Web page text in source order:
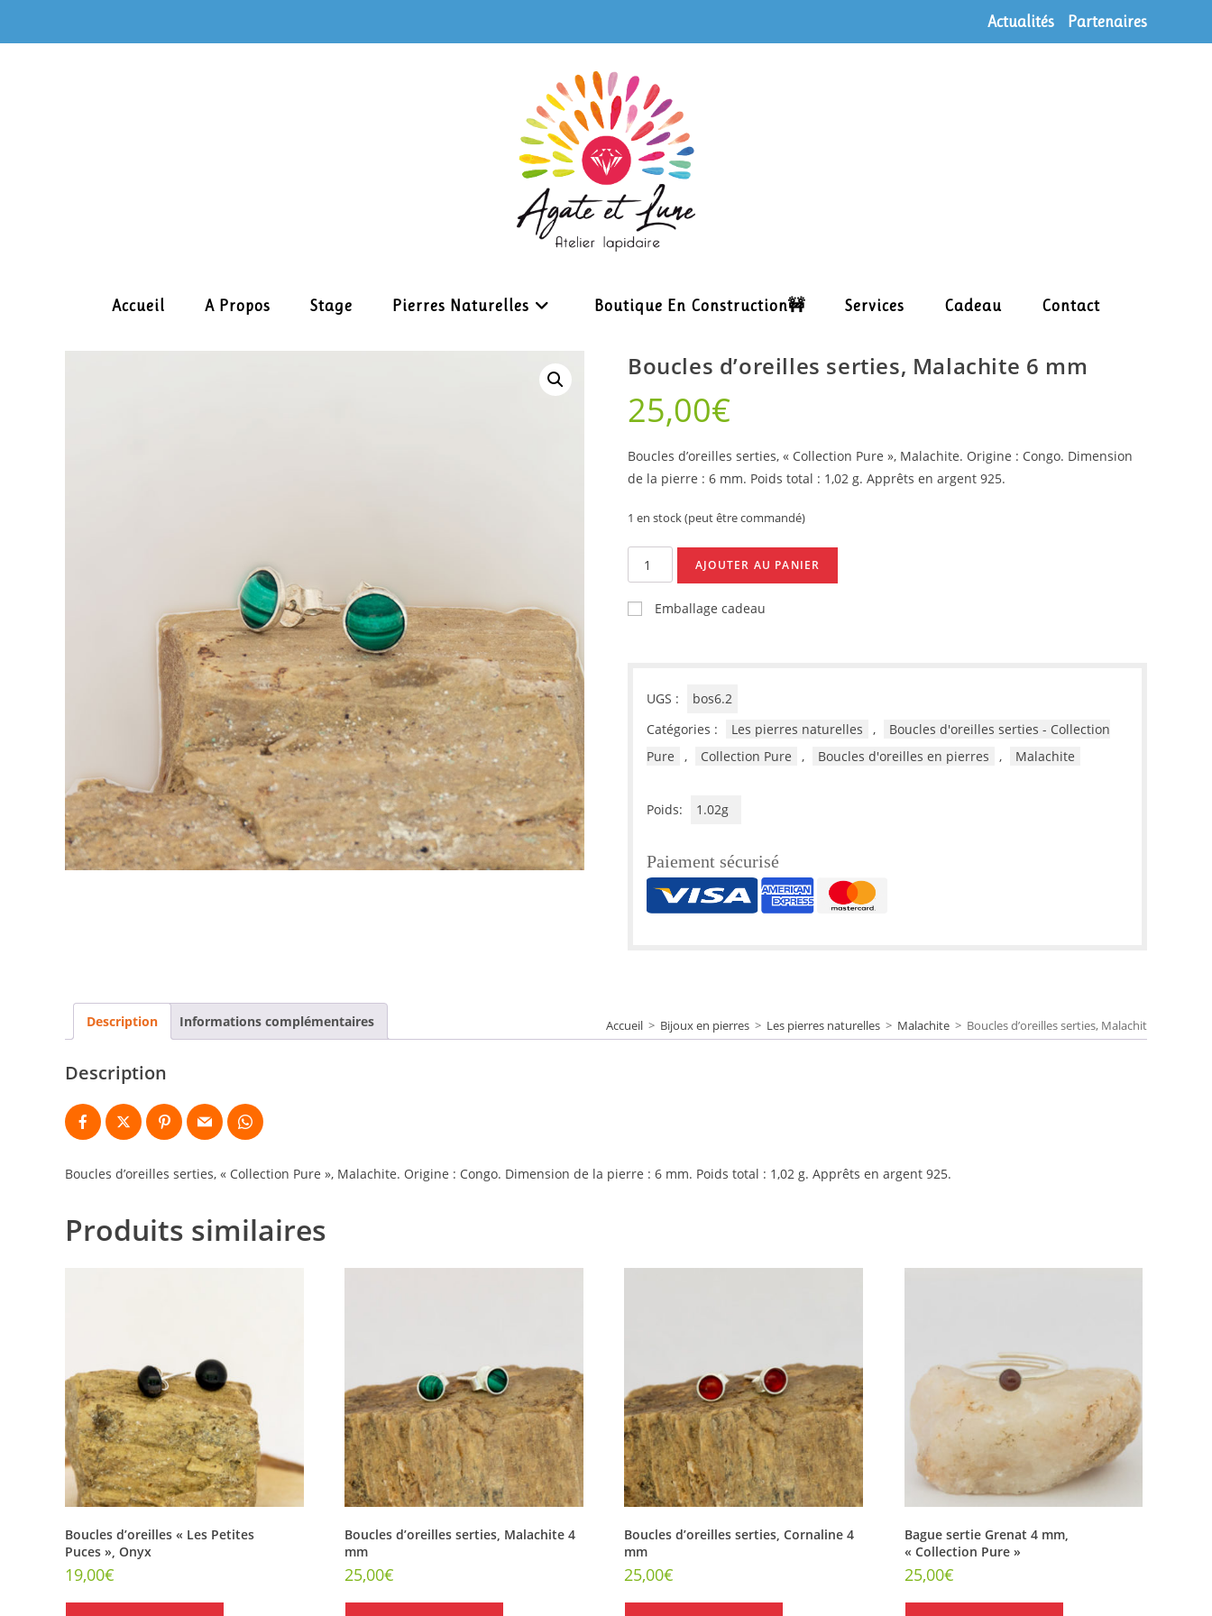
Actualités Partenaires
Accueil A Propos Stage Pierres Naturelles Boutique En Construction🚧 Services Cadeau Contact
Accueil > Bijoux en pierres > Les pierres naturelles > Malachite > Boucles d’oreilles serties, Malachite 6 mm
Boucles d’oreilles serties, Malachite 6 mm
25,00€
Boucles d’oreilles serties, « Collection Pure », Malachite. Origine : Congo. Dimension
de la pierre : 6 mm. Poids total : 1,02 g. Apprêts en argent 925.
1 en stock (peut être commandé)
quantité
de
Boucles
AJOUTER AU PANIER
Emballage cadeau
UGS :
bos6.2
Catégories :
Les pierres naturelles ,
Boucles d'oreilles serties - Collection
Pure
, Collection Pure , Boucles d'oreilles en pierres , Malachite
Poids: 1.02g
Paiement sécurisé
Description Informations complémentaires
Description
Boucles d’oreilles serties, « Collection Pure », Malachite. Origine : Congo. Dimension de la pierre : 6 mm. Poids total : 1,02 g. Apprêts en argent 925.
Produits similaires
Boucles d’oreilles « Les Petites
Puces », Onyx
19,00€
Boucles d’oreilles serties, Malachite 4
mm
25,00€
Boucles d’oreilles serties, Cornaline 4
mm
25,00€
Bague sertie Grenat 4 mm,
« Collection Pure »
25,00€